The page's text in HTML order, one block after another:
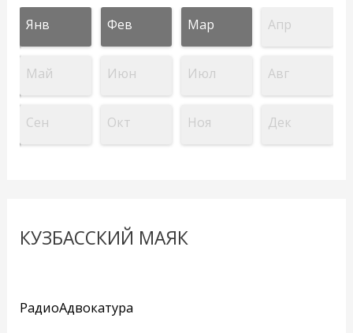
Янв Фев Мар Апр
Май Июн Июл Авг
Сен Окт Ноя Дек
КУЗБАССКИЙ МАЯК
РадиоАдвокатура